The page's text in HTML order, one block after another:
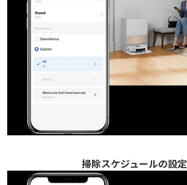
掃除スケジュールの設定